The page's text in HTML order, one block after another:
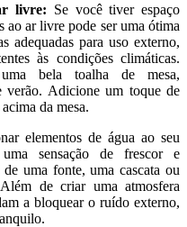
livre: Se você tiver espaço
ao ar livre pode ser uma ótima
adequadas para uso externo,
às condições climáticas.
bela toalha de mesa,
verão. Adicione um toque de
da mesa.
elementos de água ao seu
sensação de frescor e
uma fonte, uma cascata ou
de criar uma atmosfera
a bloquear o ruído externo,